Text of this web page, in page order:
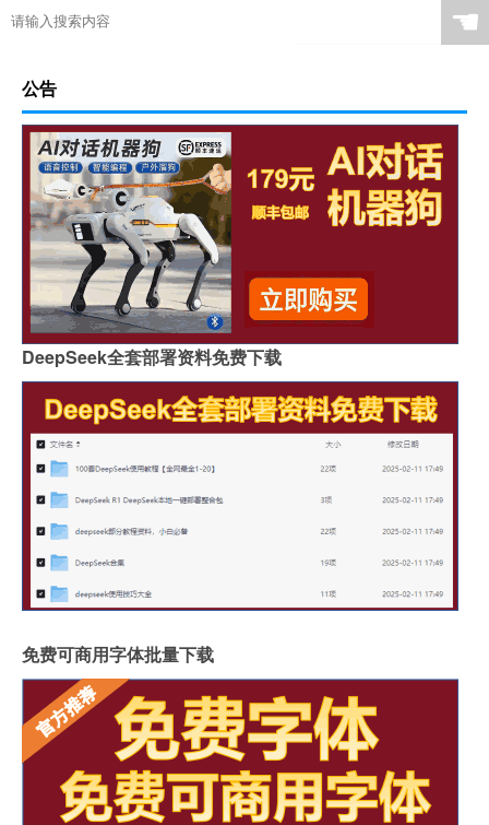
☚
公告
DeepSeek全套部署资料免费下载
免费可商用字体批量下载